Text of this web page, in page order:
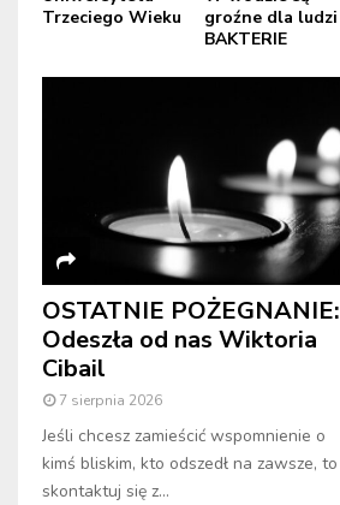
Trzeciego Wieku
groźne dla ludzi
BAKTERIE
OSTATNIE POŻEGNANIE:
Odeszła od nas Wiktoria
Cibail
7 sierpnia 2026
Jeśli chcesz zamieścić wspomnienie o
kimś bliskim, kto odszedł na zawsze, to
skontaktuj się z...